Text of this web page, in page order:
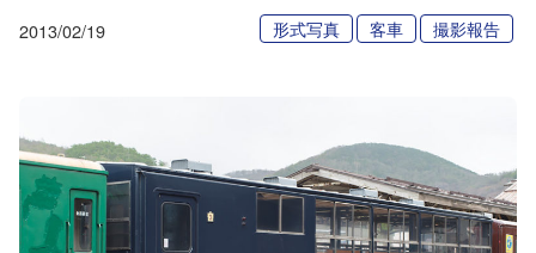
2013/02/19 形式写真 客車 撮影報告